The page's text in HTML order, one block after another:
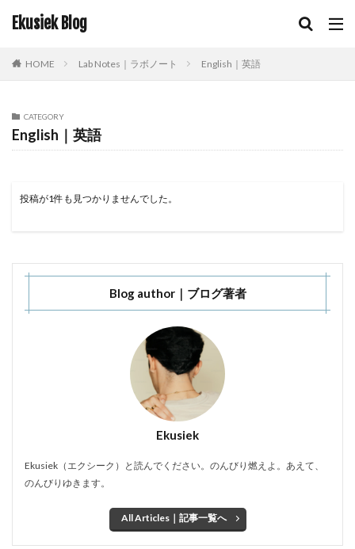
Ekusiek Blog
HOME Lab Notes｜ラボノート English｜英語
CATEGORY
English｜英語
投稿が1件も見つかりませんでした。
Blog author｜ブログ著者
Ekusiek
Ekusiek（エクシーク）と読んでください。のんびり燃えよ。あえて、
のんびりゆきます。
All Articles｜記事一覧へ